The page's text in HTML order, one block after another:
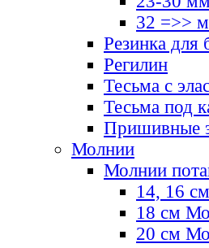
32 =>>
Резинка для
Регилин
Тесьма с
Тесьма под
Пришивные
Молнии
Молнии
14, 16
18 см
20 см